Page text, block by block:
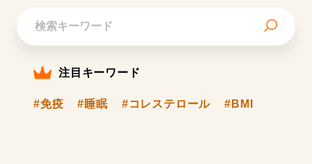
注目キーワード
#免疫 #睡眠 #コレステロール #BMI